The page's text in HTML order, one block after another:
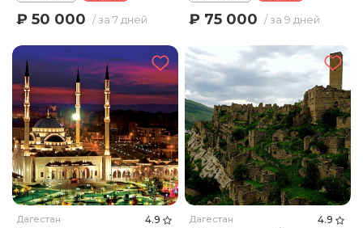
₽ 50 000 / за 7 дней ₽ 75 000 / за 9 дней
Дагестан 4.9 Дагестан 4.9